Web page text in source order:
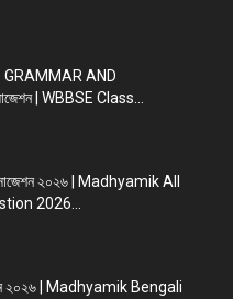
– GRAMMAR AND
| WBBSE Class...
সাজেশন ২০২৬ | Madhyamik All
2026...
২০২৬ | Madhyamik Bengali